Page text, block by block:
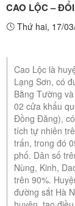
CAO LỘC –
Thứ hai, 17/
Cao Lộc là
Lạng Sơn, có
Bằng Tường
02 cửa khẩu
Đồng Đăng),
tích tự nhiên
trấn, trong đó
phố. Dân số
Nùng, Kinh,
trên 90%.
đường sắt Hà